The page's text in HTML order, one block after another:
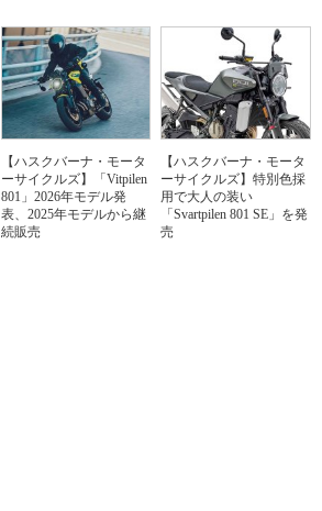
【ハスクバーナ・モータ
ーサイクルズ】「Vitpilen
801」2026年モデル発
表、2025年モデルから継
続販売
【ハスクバーナ・モータ
ーサイクルズ】特別色採
用で大人の装い
「Svartpilen 801 SE」を発
売